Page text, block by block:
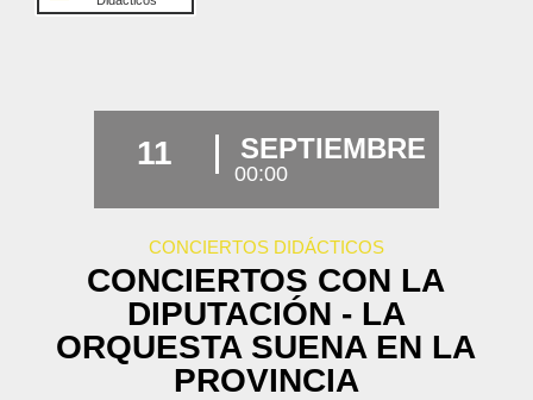
11 SEPTIEMBRE
00:00
CONCIERTOS DIDÁCTICOS
CONCIERTOS CON LA
DIPUTACIÓN - LA
ORQUESTA SUENA EN LA
PROVINCIA